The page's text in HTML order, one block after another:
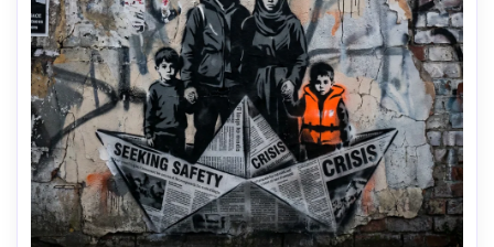
Créez des images IA
à l’infini. 100 %
gratuit!
Créer Gratuitement →